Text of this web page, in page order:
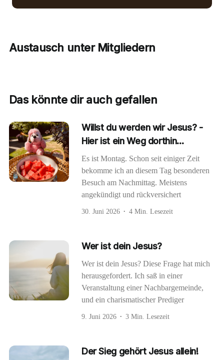
Das könnte dir auch gefallen
Willst du werden wir Jesus? -
Hier ist ein Weg dorthin...
Es ist Montag. Schon seit einiger Zeit
bekomme ich an diesem Tag besonderen
Besuch am Nachmittag. Meistens
angekündigt und rückversichert
30. Juni 2026 4 Min. Lesezeit
Wer ist dein Jesus?
Wer ist dein Jesus? Diese Frage hat mich
herausgefordert. Ich saß in einer
Veranstaltung einer Nachbargemeinde,
und ein charismatischer Prediger
9. Juni 2026 3 Min. Lesezeit
Der Sieg gehört Jesus allein!
Austausch unter Mitgliedern